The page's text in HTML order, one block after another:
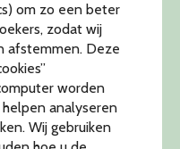
om zo een beter
zodat wij
afstemmen. Deze
worden
analyseren
Wij gebruiken